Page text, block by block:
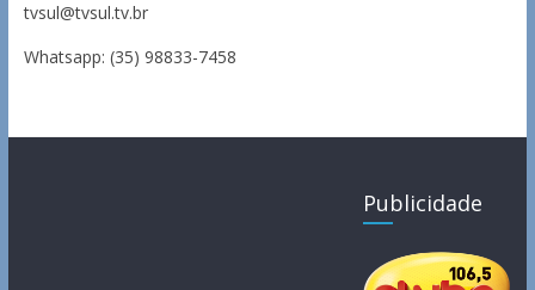
tvsul@tvsul.tv.br
Whatsapp: (35) 98833-7458
Publicidade